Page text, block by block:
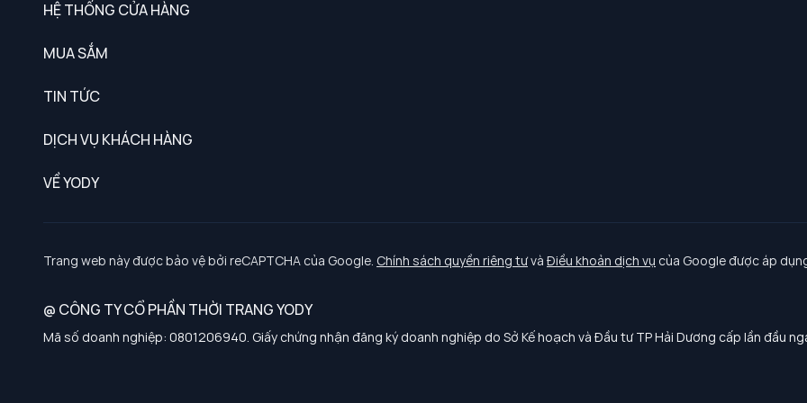
HỆ THỐNG CỬA HÀNG
MUA SẮM
TIN TỨC
DỊCH VỤ KHÁCH HÀNG
Chính sách khách hàng thân thiết
Chính sách bảo vệ dữ liệu cá nhân
Chính sách thanh toán, giao nhận
Chính sách chất lượng và an toàn sức khoẻ nghề nghiệp
VỀ YODY
Tuyển dụng
Trang web này được bảo vệ bởi reCAPTCHA của Google. Chính sách quyền riêng tưvà Điều khoản dịch vụ của Google được áp
@ CÔNG TY CỔ PHẦN THỜI TRANG YODY
Mã số doanh nghiệp: 0801206940. Giấy chứng nhận đăng ký doanh nghiệp do Sở Kế hoạch và Đầu tư TP Hải Dương cấp lần đầu